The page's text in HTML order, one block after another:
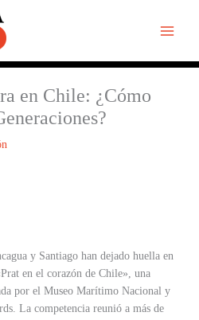
en Chile: ¿Cómo
y Santiago han dejado huella en
en el corazón de Chile», una
por el Museo Marítimo Nacional y
La competencia reunió a más de